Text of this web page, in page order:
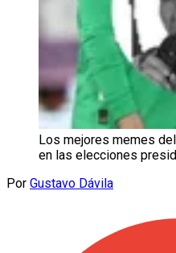
Los mejores memes
en las elecciones
Por Gustavo Dávila